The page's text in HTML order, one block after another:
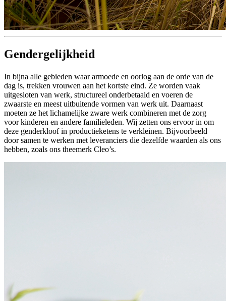
Gendergelijkheid
In bijna alle gebieden waar armoede en oorlog aan de orde van de
dag is, trekken vrouwen aan het kortste eind. Ze worden vaak
uitgesloten van werk, structureel onderbetaald en voeren de
zwaarste en meest uitbuitende vormen van werk uit. Daarnaast
moeten ze het lichamelijke zware werk combineren met de zorg
voor kinderen en andere familieleden. Wij zetten ons ervoor in om
deze genderkloof in productieketens te verkleinen. Bijvoorbeeld
door samen te werken met leveranciers die dezelfde waarden als ons
hebben, zoals ons theemerk Cleo’s.